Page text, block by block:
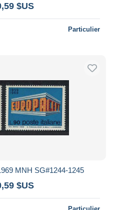
$US
Particulier
MNH SG#1244-1245
$US